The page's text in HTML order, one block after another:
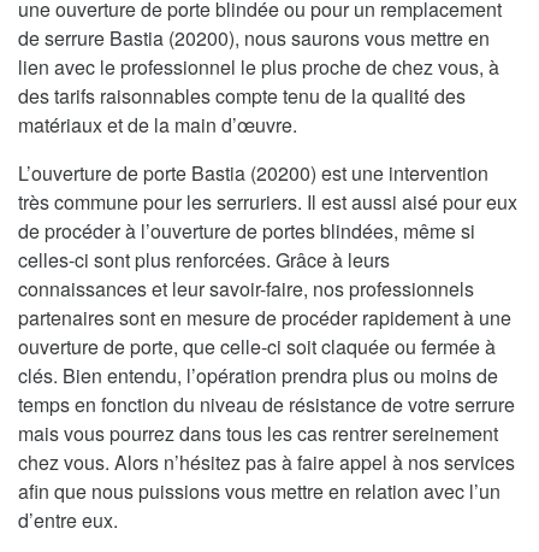
une ouverture de porte blindée ou pour un remplacement
de serrure Bastia (20200), nous saurons vous mettre en
lien avec le professionnel le plus proche de chez vous, à
des tarifs raisonnables compte tenu de la qualité des
matériaux et de la main d’œuvre.
L’ouverture de porte Bastia (20200) est une intervention
très commune pour les serruriers. Il est aussi aisé pour eux
de procéder à l’ouverture de portes blindées, même si
celles-ci sont plus renforcées. Grâce à leurs
connaissances et leur savoir-faire, nos professionnels
partenaires sont en mesure de procéder rapidement à une
ouverture de porte, que celle-ci soit claquée ou fermée à
clés. Bien entendu, l’opération prendra plus ou moins de
temps en fonction du niveau de résistance de votre serrure
mais vous pourrez dans tous les cas rentrer sereinement
chez vous. Alors n’hésitez pas à faire appel à nos services
afin que nous puissions vous mettre en relation avec l’un
d’entre eux.